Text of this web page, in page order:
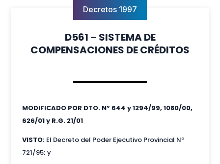
Decretos 1997
D561 – SISTEMA DE
COMPENSACIONES DE CRÉDITOS
MODIFICADO POR DTO. Nº 644 y 1294/99, 1080/00,
626/01 y R.G. 21/01
VISTO:El Decreto del Poder Ejecutivo Provincial Nº
721/95; y